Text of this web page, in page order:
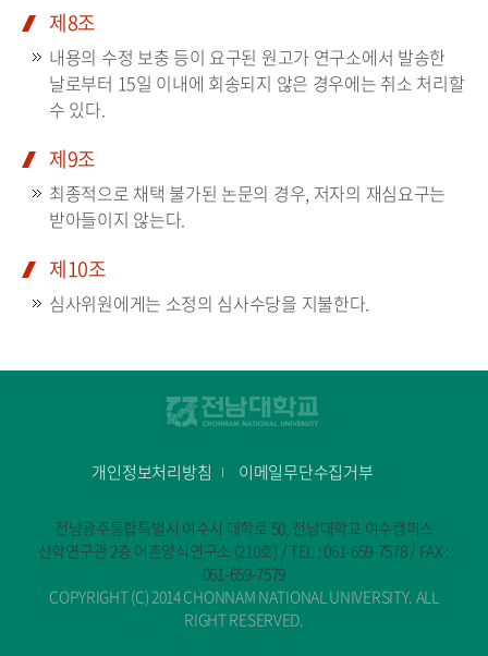
제8조
내용의 수정 보충 등이 요구된 원고가 연구소에서 발송한
날로부터 15일 이내에 회송되지 않은 경우에는 취소 처리할
수 있다.
제9조
최종적으로 채택 불가된 논문의 경우, 저자의 재심요구는
받아들이지 않는다.
제10조
심사위원에게는 소정의 심사수당을 지불한다.
개인정보처리방침 이메일무단수집거부
전남광주통합특별시 여수시 대학로 50, 전남대학교 여수캠퍼스
산학연구관 2층 어촌양식연구소 (210호) / TEL : 061-659-7578 / FAX :
061-659-7579
COPYRIGHT (C) 2014 CHONNAM NATIONAL UNIVERSITY. ALL
RIGHT RESERVED.